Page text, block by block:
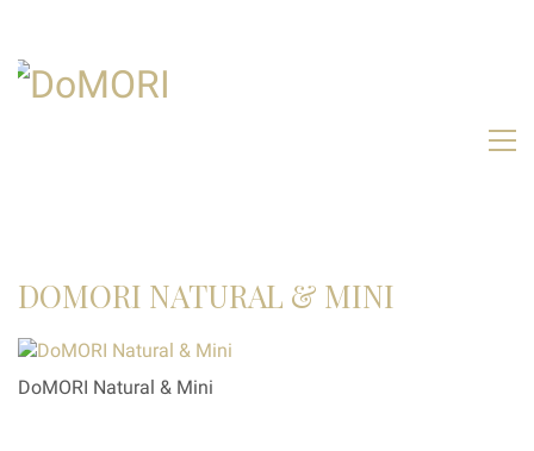
DOMORI NATURAL & MINI
DoMORI Natural & Mini